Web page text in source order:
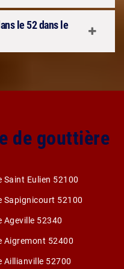
le 52 dans le
de gouttière
Eulien 52100
Sapignicourt 52100
Ageville 52340
Aigremont 52400
Aillianville 52700